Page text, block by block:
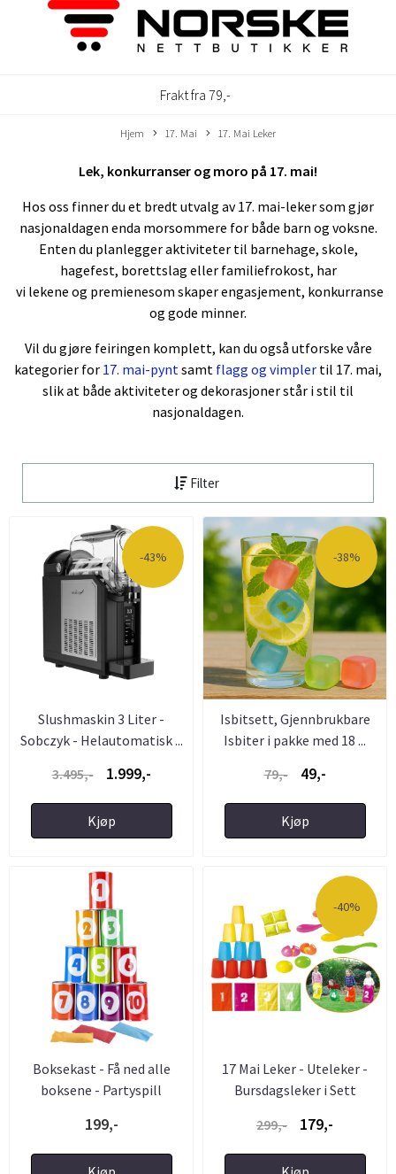
Frakt fra 79,-
Hjem 17. Mai 17. Mai Leker
Lek, konkurranser og moro på 17. mai!
Hos oss finner du et bredt utvalg av 17. mai-leker som gjør
nasjonaldagen enda morsommere for både barn og voksne.
Enten du planlegger aktiviteter til barnehage, skole,
hagefest, borettslag eller familiefrokost, har
vi lekene og premienesom skaper engasjement, konkurranse
og gode minner.
Vil du gjøre feiringen komplett, kan du også utforske våre
kategorier for 17. mai-pyntsamt flagg og vimpler til 17. mai,
slik at både aktiviteter og dekorasjoner står i stil til
nasjonaldagen.
Filter
-43%
Slushmaskin 3 Liter -
Sobczyk - Helautomatisk ...
3.495,-
1.999,-
Kjøp
-38%
Isbitsett, Gjennbrukbare
Isbiter i pakke med 18 ...
79,-
49,-
Kjøp
Boksekast - Få ned alle
boksene - Partyspill
199,-
-40%
17 Mai Leker - Uteleker -
Bursdagsleker i Sett
299,-
179,-